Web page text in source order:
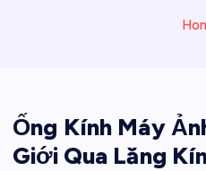
Ống Kính Máy
Giới Qua Lăng